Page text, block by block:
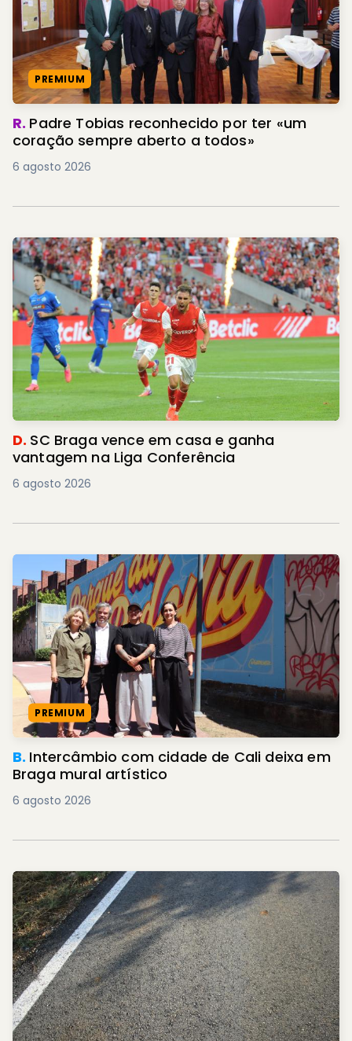
PREMIUM
R. Padre Tobias reconhecido por ter «um
coração sempre aberto a todos»
6 agosto 2026
D. SC Braga vence em casa e ganha
vantagem na Liga Conferência
6 agosto 2026
PREMIUM
B. Intercâmbio com cidade de Cali deixa em
Braga mural artístico
6 agosto 2026